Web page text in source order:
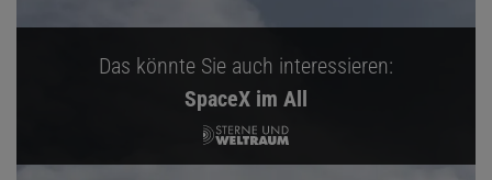
Das könnte Sie auch interessieren:
SpaceX im All